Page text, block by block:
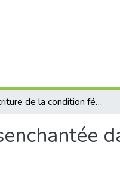
L’écriture de la condition féminine désenchantée dans La jeune fille et la mère de Leïla MAROUANE